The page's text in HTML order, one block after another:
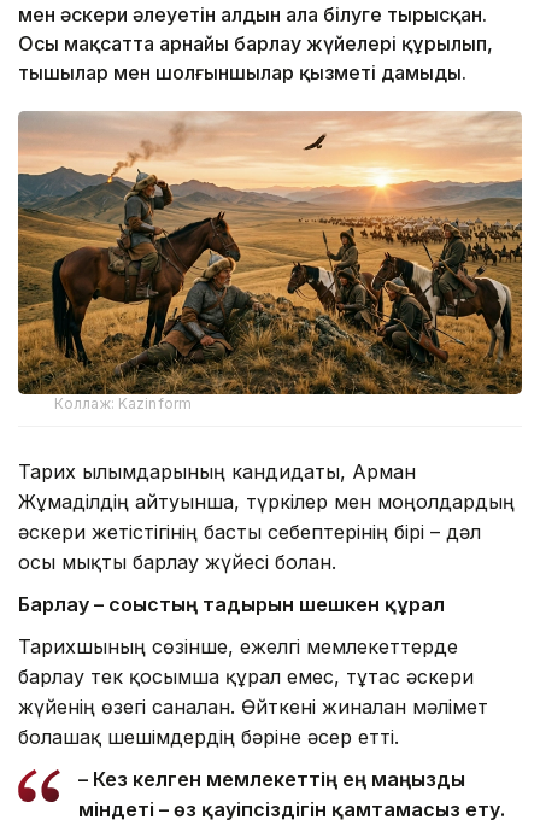
мен әскери әлеуетін алдын ала білуге тырысқан.
Осы мақсатта арнайы барлау жүйелері құрылып,
тыңшылар мен шолғыншылар қызметі дамыды.
Коллаж: Kazinform
Тарих ғылымдарының кандидаты, Арман
Жұмаділдің айтуынша, түркілер мен моңғолдардың
әскери жетістігінің басты себептерінің бірі – дәл
осы мықты барлау жүйесі болған.
Барлау – соғыстың тағдырын шешкен құрал
Тарихшының сөзінше, ежелгі мемлекеттерде
барлау тек қосымша құрал емес, тұтас әскери
жүйенің өзегі саналған. Өйткені жиналған мәлімет
болашақ шешімдердің бәріне әсер етті.
– Кез келген мемлекеттің ең маңызды
міндеті – өз қауіпсіздігін қамтамасыз ету.